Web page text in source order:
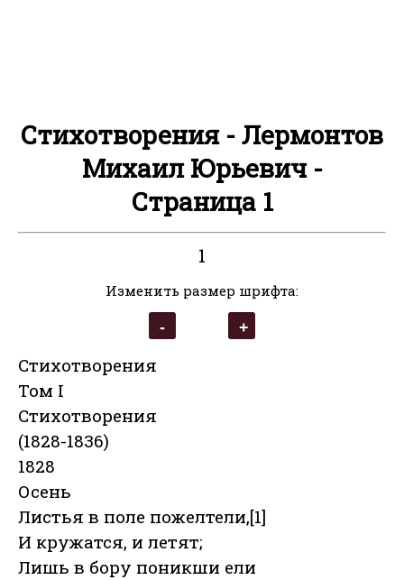
Стихотворения - Лермонтов
Михаил Юрьевич -
Страница 1
1
Изменить размер шрифта:
Стихотворения
Том I
Стихотворения
(1828-1836)
1828
Осень
Листья в поле пожелтели,[1]
И кружатся, и летят;
Лишь в бору поникши ели